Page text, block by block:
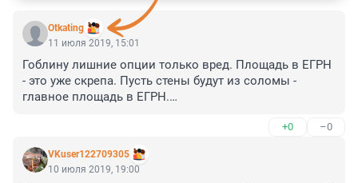
Otkating
11 июля 2019, 15:01
Гоблину лишние опции только вред. Площадь в ЕГРН
- это уже скрепа. Пусть стены будут из соломы -
главное площадь в ЕГРН.
+0 –0
VKuser122709305
10 июля 2019, 19:00